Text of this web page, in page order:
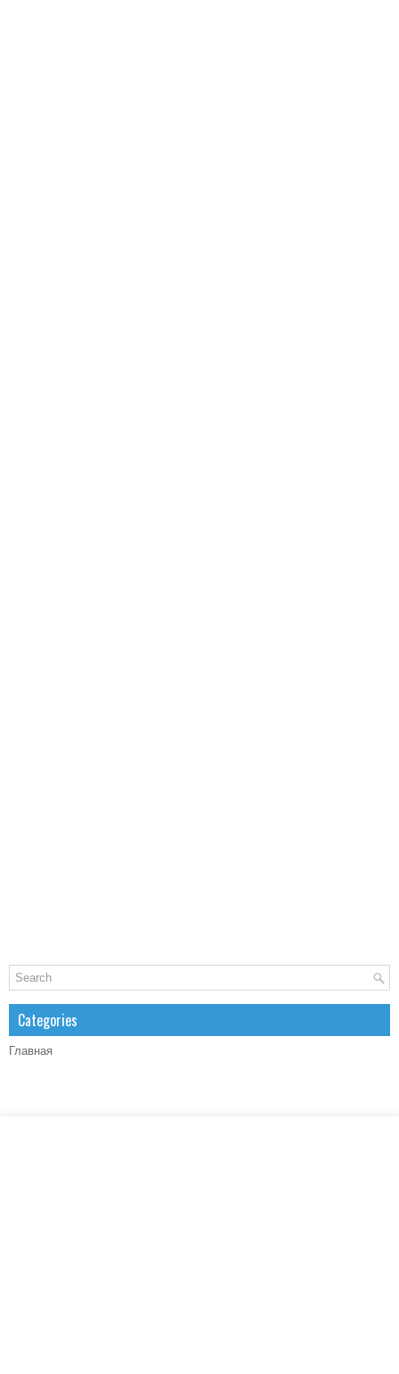
Categories
Главная